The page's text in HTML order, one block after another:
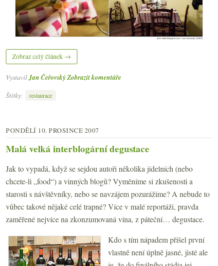
Zobraz celý článek →
VystavilJan ČeřovskýZobrazit komentáře
Štítky:
restaurace
PONDĚLÍ 10. PROSINCE 2007
Malá velká interblogární degustace
Jak to vypadá, když se sejdou autoři několika jídelních (nebo
chcete-li „food“) a vinných blogů? Vyměníme si zkušenosti a
starosti s návštěvníky, nebo se navzájem pozurážíme? A nebude to
vůbec takové nějaké celé trapné? Více v malé reportáži, pravda
zaměřené nejvíce na zkonzumovaná vína, z páteční… degustace.
Kdo s tím nápadem přišel první
vlastně není úplně jasné, jisté ale